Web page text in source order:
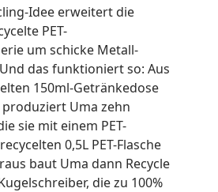
Idee erweitert die
PET-
um schicke Metall-
das funktioniert so: Aus
150ml-Getränkedose
Uma zehn
sie mit einem PET-
0,5L PET-Flasche
baut Uma dann Recycle
die zu 100%